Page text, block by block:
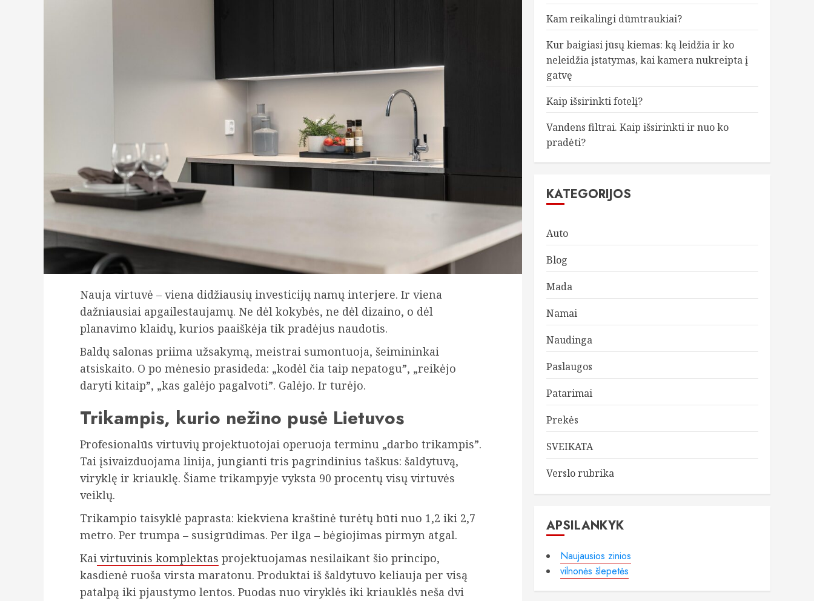
Nauja virtuvė – viena didžiausių investicijų namų interjere. Ir viena
dažniausiai apgailestaujamų. Ne dėl kokybės, ne dėl dizaino, o dėl
planavimo klaidų, kurios paaiškėja tik pradėjus naudotis.
Baldų salonas priima užsakymą, meistrai sumontuoja, šeimininkai
atsiskaito. O po mėnesio prasideda: „kodėl čia taip nepatogu”, „reikėjo
daryti kitaip”, „kas galėjo pagalvoti”. Galėjo. Ir turėjo.
Trikampis, kurio nežino pusė Lietuvos
Profesionalūs virtuvių projektuotojai operuoja terminu „darbo trikampis”.
Tai įsivaizduojama linija, jungianti tris pagrindinius taškus: šaldytuvą,
viryklę ir kriauklę. Šiame trikampyje vyksta 90 procentų visų virtuvės
veiklų.
Trikampio taisyklė paprasta: kiekviena kraštinė turėtų būti nuo 1,2 iki 2,7
metro. Per trumpa – susigrūdimas. Per ilga – bėgiojimas pirmyn atgal.
Kai virtuvinis komplektas projektuojamas nesilaikant šio principo,
kasdienė ruoša virsta maratonu. Produktai iš šaldytuvo keliauja per visą
patalpą iki pjaustymo lentos. Puodas nuo viryklės iki kriauklės neša dvi
Kam reikalingi dūmtraukiai?
Kur baigiasi jūsų kiemas: ką leidžia ir ko
neleidžia įstatymas, kai kamera nukreipta į
gatvę
Kaip išsirinkti fotelį?
Vandens filtrai. Kaip išsirinkti ir nuo ko
pradėti?
KATEGORIJOS
Auto
Blog
Mada
Namai
Naudinga
Paslaugos
Patarimai
Prekės
SVEIKATA
Verslo rubrika
APSILANKYK
Naujausios zinios
vilnonės šlepetės